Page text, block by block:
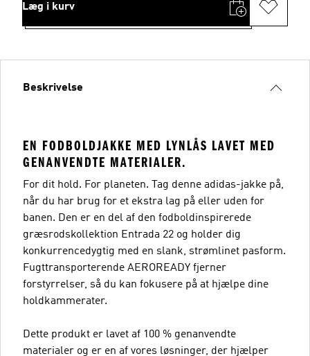
Læg i kurv
Beskrivelse
EN FODBOLDJAKKE MED LYNLÅS LAVET MED
GENANVENDTE MATERIALER.
For dit hold. For planeten. Tag denne adidas-jakke på,
når du har brug for et ekstra lag på eller uden for
banen. Den er en del af den fodboldinspirerede
græsrodskollektion Entrada 22 og holder dig
konkurrencedygtig med en slank, strømlinet pasform.
Fugttransporterende AEROREADY fjerner
forstyrrelser, så du kan fokusere på at hjælpe dine
holdkammerater.
Dette produkt er lavet af 100 % genanvendte
materialer og er en af vores løsninger, der hjælper